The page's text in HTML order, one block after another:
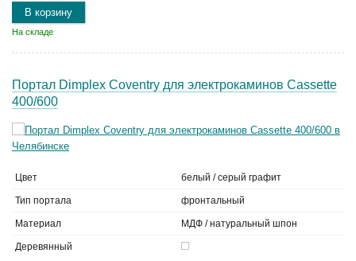
В корзину
На складе
Портал Dimplex Coventry для электрокаминов Cassette
400/600
Цвет белый / серый графит
Тип портала фронтальный
Материал МДФ / натуральный шпон
Деревянный